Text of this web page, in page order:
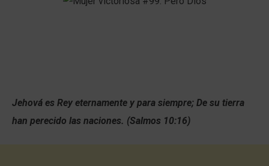
Jehová es Rey eternamente y para siempre; De su tierra
han perecido las naciones. (Salmos 10:16)